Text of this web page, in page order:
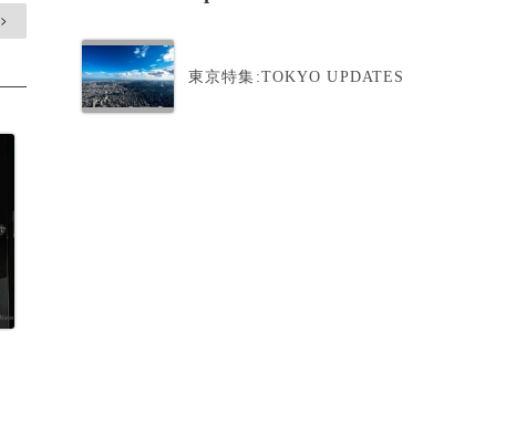
>
東京特集:TOKYO UPDATES